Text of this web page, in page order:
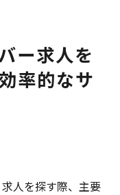
ー求人を
率的なサ
人を探す際、主要